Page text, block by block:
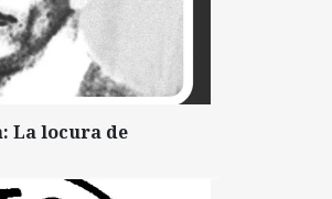
La locura de